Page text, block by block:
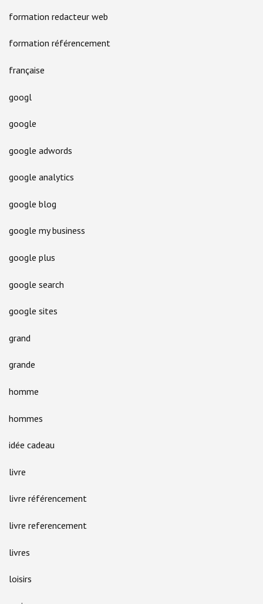
formation redacteur web
formation référencement
française
googl
google
google adwords
google analytics
google blog
google my business
google plus
google search
google sites
grand
grande
homme
hommes
idée cadeau
livre
livre référencement
livre referencement
livres
loisirs